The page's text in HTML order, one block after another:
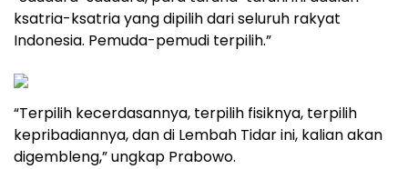
ksatria-ksatria yang dipilih dari seluruh rakyat
Indonesia. Pemuda-pemudi terpilih.”
“Terpilih kecerdasannya, terpilih fisiknya, terpilih
kepribadiannya, dan di Lembah Tidar ini, kalian akan
digembleng,” ungkap Prabowo.